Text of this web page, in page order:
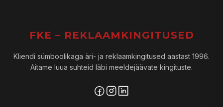
FKE – REKLAAMKINGITUSED
Kliendi sümboolikaga äri- ja reklaamkingitused aastast 1996.
Aitame luua suhteid läbi meeldejäävate kingituste.